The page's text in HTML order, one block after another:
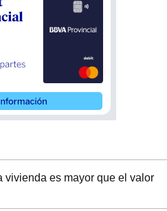
vivienda es mayor que el valor